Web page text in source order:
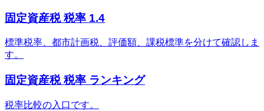
固定資産税 税率 1.4
標準税率、都市計画税、評価額、課税標準を分けて確認しま
す。
固定資産税 税率 ランキング
税率比較の入口です。